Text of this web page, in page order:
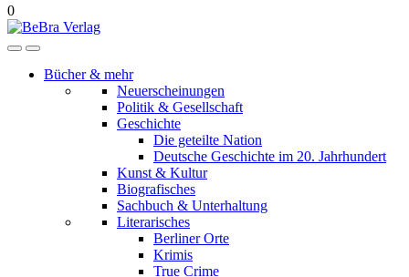
0
Bücher & mehr
Neuerscheinungen
Politik & Gesellschaft
Geschichte
Die geteilte Nation
Deutsche Geschichte im 20. Jahrhundert
Kunst & Kultur
Biografisches
Sachbuch & Unterhaltung
Literarisches
Berliner Orte
Krimis
True Crime